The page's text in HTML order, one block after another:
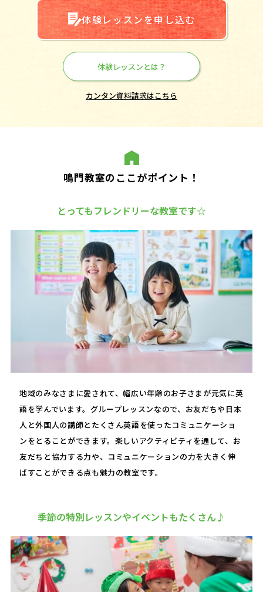
体験レッスンを申し込む
体験レッスンとは？
カンタン資料請求はこちら
鳴門教室のここがポイント！
とってもフレンドリーな教室です☆
地域のみなさまに愛されて、幅広い年齢のお子さまが元気に英
語を学んでいます。グループレッスンなので、お友だちや日本
人と外国人の講師とたくさん英語を使ったコミュニケーショ
ンをとることができます。楽しいアクティビティを通して、お
友だちと協力する力や、コミュニケーションの力を大きく伸
ばすことができる点も魅力の教室です。
季節の特別レッスンやイベントもたくさん♪